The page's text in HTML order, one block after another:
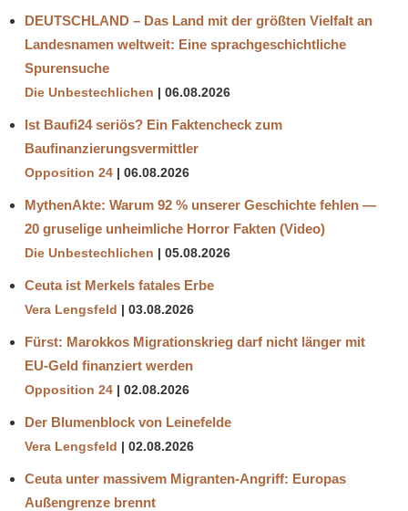
DEUTSCHLAND – Das Land mit der größten Vielfalt an
Landesnamen weltweit: Eine sprachgeschichtliche
Spurensuche
Die Unbestechlichen 06.08.2026
Ist Baufi24 seriös? Ein Faktencheck zum
Baufinanzierungsvermittler
Opposition 24 06.08.2026
MythenAkte: Warum 92 % unserer Geschichte fehlen —
20 gruselige unheimliche Horror Fakten (Video)
Die Unbestechlichen 05.08.2026
Ceuta ist Merkels fatales Erbe
Vera Lengsfeld 03.08.2026
Fürst: Marokkos Migrationskrieg darf nicht länger mit
EU-Geld finanziert werden
Opposition 24 02.08.2026
Der Blumenblock von Leinefelde
Vera Lengsfeld 02.08.2026
Ceuta unter massivem Migranten-Angriff: Europas
Außengrenze brennt